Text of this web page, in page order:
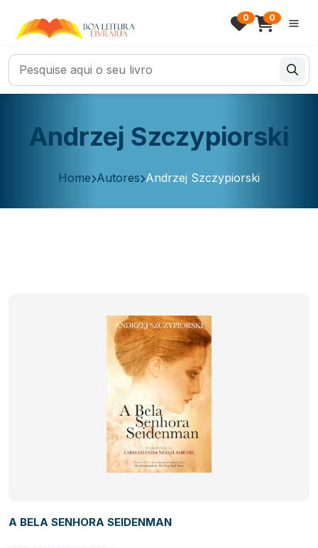
0 0
Andrzej Szczypiorski
Home Autores Andrzej Szczypiorski
A BELA SENHORA SEIDENMAN